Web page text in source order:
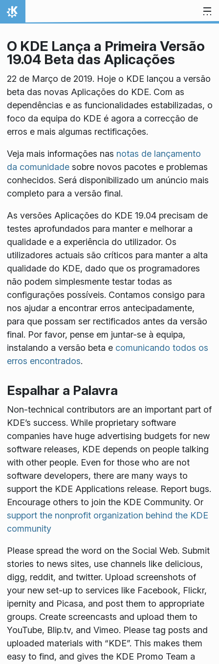
Ir para o conteúdo
Início
O KDE Lança a Primeira Versão
19.04 Beta das Aplicações
22 de Março de 2019. Hoje o KDE lançou a versão
beta das novas Aplicações do KDE. Com as
dependências e as funcionalidades estabilizadas, o
foco da equipa do KDE é agora a correcção de
erros e mais algumas rectificações.
Veja mais informações nas notas de lançamento
da comunidadesobre novos pacotes e problemas
conhecidos. Será disponibilizado um anúncio mais
completo para a versão final.
As versões Aplicações do KDE 19.04 precisam de
testes aprofundados para manter e melhorar a
qualidade e a experiência do utilizador. Os
utilizadores actuais são críticos para manter a alta
qualidade do KDE, dado que os programadores
não podem simplesmente testar todas as
configurações possíveis. Contamos consigo para
nos ajudar a encontrar erros antecipadamente,
para que possam ser rectificados antes da versão
final. Por favor, pense em juntar-se à equipa,
instalando a versão beta e comunicando todos os
erros encontrados.
Espalhar a Palavra
Non-technical contributors are an important part of
KDE’s success. While proprietary software
companies have huge advertising budgets for new
software releases, KDE depends on people talking
with other people. Even for those who are not
software developers, there are many ways to
support the KDE Applications release. Report bugs.
Encourage others to join the KDE Community. Or
support the nonprofit organization behind the KDE
community
Please spread the word on the Social Web. Submit
stories to news sites, use channels like delicious,
digg, reddit, and twitter. Upload screenshots of
your new set-up to services like Facebook, Flickr,
ipernity and Picasa, and post them to appropriate
groups. Create screencasts and upload them to
YouTube, Blip.tv, and Vimeo. Please tag posts and
uploaded materials with “KDE”. This makes them
easy to find, and gives the KDE Promo Team a